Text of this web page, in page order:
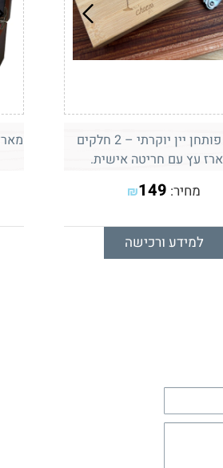
מארז פותחן יין יוקרתי – 2 חלקים
עץ עם חריטה אישית.
מחיר: ₪149
למידע ורכישה